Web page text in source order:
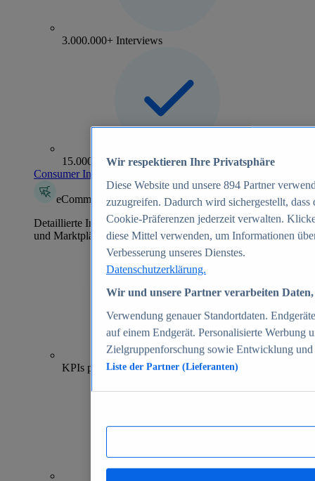
3.000.000+ Interviews
15.000+ Marken
Consumer Insights entdecken
eCommerce Insights
Detaillierte Informationen zu mehr als 39.000 Online-Shops
und Marktplätzen
70+
KPIs pro Shop
Wir respektieren Ihre Privatsphäre
Diese Website und unsere 894 Partner
zuzugreifen. Dadurch wird sichergestellt,
Cookie-Präferenzen jederzeit verwalten.
diese Mittel verwenden, um Informationen
Verbesserung unseres Dienstes.
Datenschutzerklärung.
Wir und unsere Partner verarbeiten
Verwendung genauer Standortdaten.
auf einem Endgerät. Personalisierte Werbung
Zielgruppenforschung sowie Entwicklung
Liste der Partner (Lieferanten)